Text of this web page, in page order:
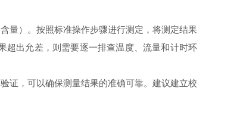
量）。按照标准操作步骤进行测定，将测定结果
超出允差，则需要逐一排查温度、流量和计时环
证，可以确保测量结果的准确可靠。建议建立校